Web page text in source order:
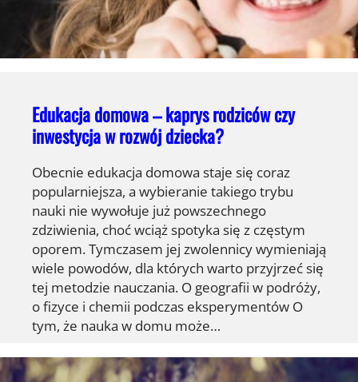
Edukacja domowa – kaprys rodziców czy
inwestycja w rozwój dziecka?
Obecnie edukacja domowa staje się coraz
popularniejsza, a wybieranie takiego trybu
nauki nie wywołuje już powszechnego
zdziwienia, choć wciąż spotyka się z częstym
oporem. Tymczasem jej zwolennicy wymieniają
wiele powodów, dla których warto przyjrzeć się
tej metodzie nauczania. O geografii w podróży,
o fizyce i chemii podczas eksperymentów O
tym, że nauka w domu może…